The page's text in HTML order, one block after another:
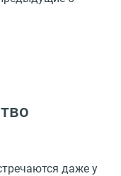
даже у